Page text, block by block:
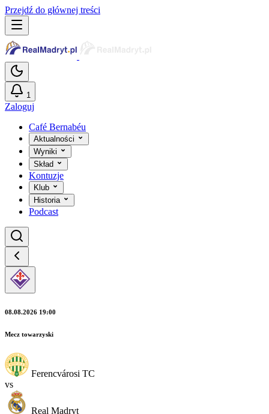
Przejdź do głównej treści
1
Zaloguj
Café Bernabéu
Aktualności
Wyniki
Skład
Kontuzje
Klub
Historia
Podcast
08.08.2026 19:00
Mecz towarzyski
Ferencvárosi TC
vs
Real Madryt